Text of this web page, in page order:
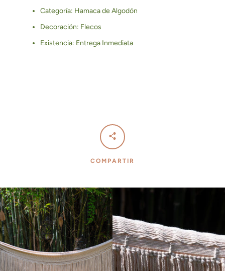
Categoría: Hamaca de Algodón
Decoración: Flecos
Existencia: Entrega Inmediata
COMPARTIR